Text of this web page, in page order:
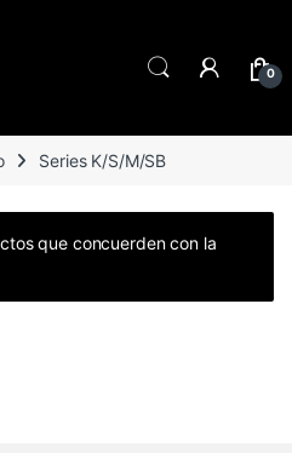
0
Series K/S/M/SB
que concuerden con la